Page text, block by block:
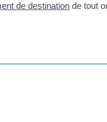
de destination de tout